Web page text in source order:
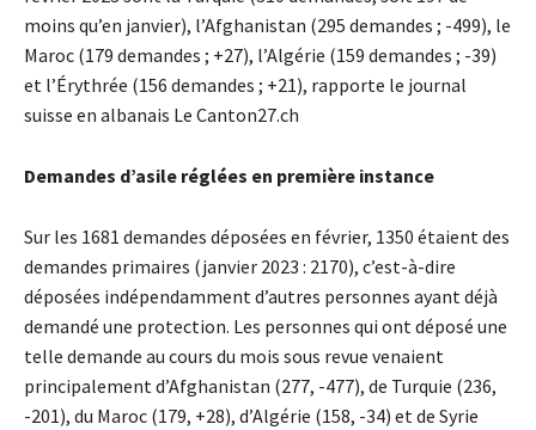
moins qu’en janvier), l’Afghanistan (295 demandes ; -499), le
Maroc (179 demandes ; +27), l’Algérie (159 demandes ; -39)
et l’Érythrée (156 demandes ; +21), rapporte le journal
suisse en albanais Le Canton27.ch
Demandes d’asile réglées en première instance
Sur les 1681 demandes déposées en février, 1350 étaient des
demandes primaires (janvier 2023 : 2170), c’est-à-dire
déposées indépendamment d’autres personnes ayant déjà
demandé une protection. Les personnes qui ont déposé une
telle demande au cours du mois sous revue venaient
principalement d’Afghanistan (277, -477), de Turquie (236,
-201), du Maroc (179, +28), d’Algérie (158, -34) et de Syrie